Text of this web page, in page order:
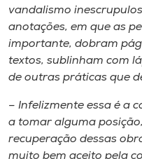
Selecione
o idioma
vandalismo
anotações, em que as
importante, dobram
textos, sublinham com
de outras práticas que
– Infelizmente essa é a
a tomar alguma
recuperação dessas
muito bem aceito pela